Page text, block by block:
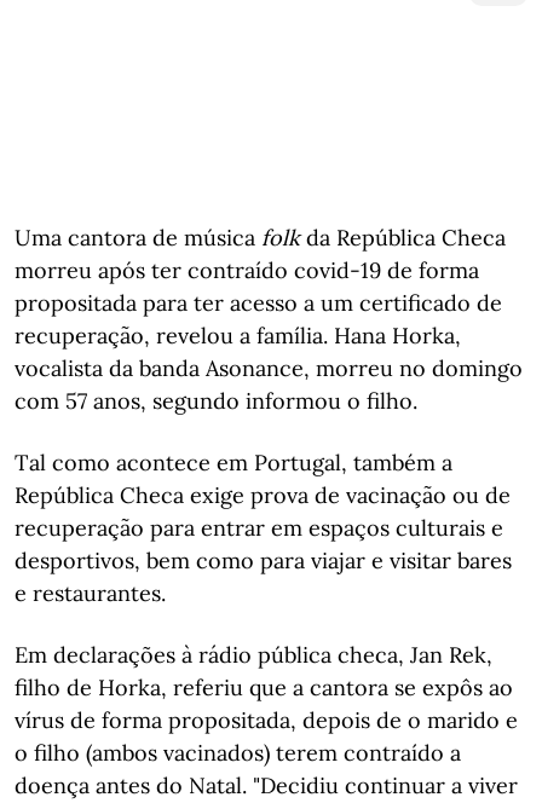
Uma cantora de música folkda República Checa
morreu após ter contraído covid-19 de forma
propositada para ter acesso a um certificado de
recuperação, revelou a família. Hana Horka,
vocalista da banda Asonance, morreu no domingo
com 57 anos, segundo informou o filho.
Tal como acontece em Portugal, também a
República Checa exige prova de vacinação ou de
recuperação para entrar em espaços culturais e
desportivos, bem como para viajar e visitar bares
e restaurantes.
Em declarações à rádio pública checa, Jan Rek,
filho de Horka, referiu que a cantora se expôs ao
vírus de forma propositada, depois de o marido e
o filho (ambos vacinados) terem contraído a
doença antes do Natal. "Decidiu continuar a viver